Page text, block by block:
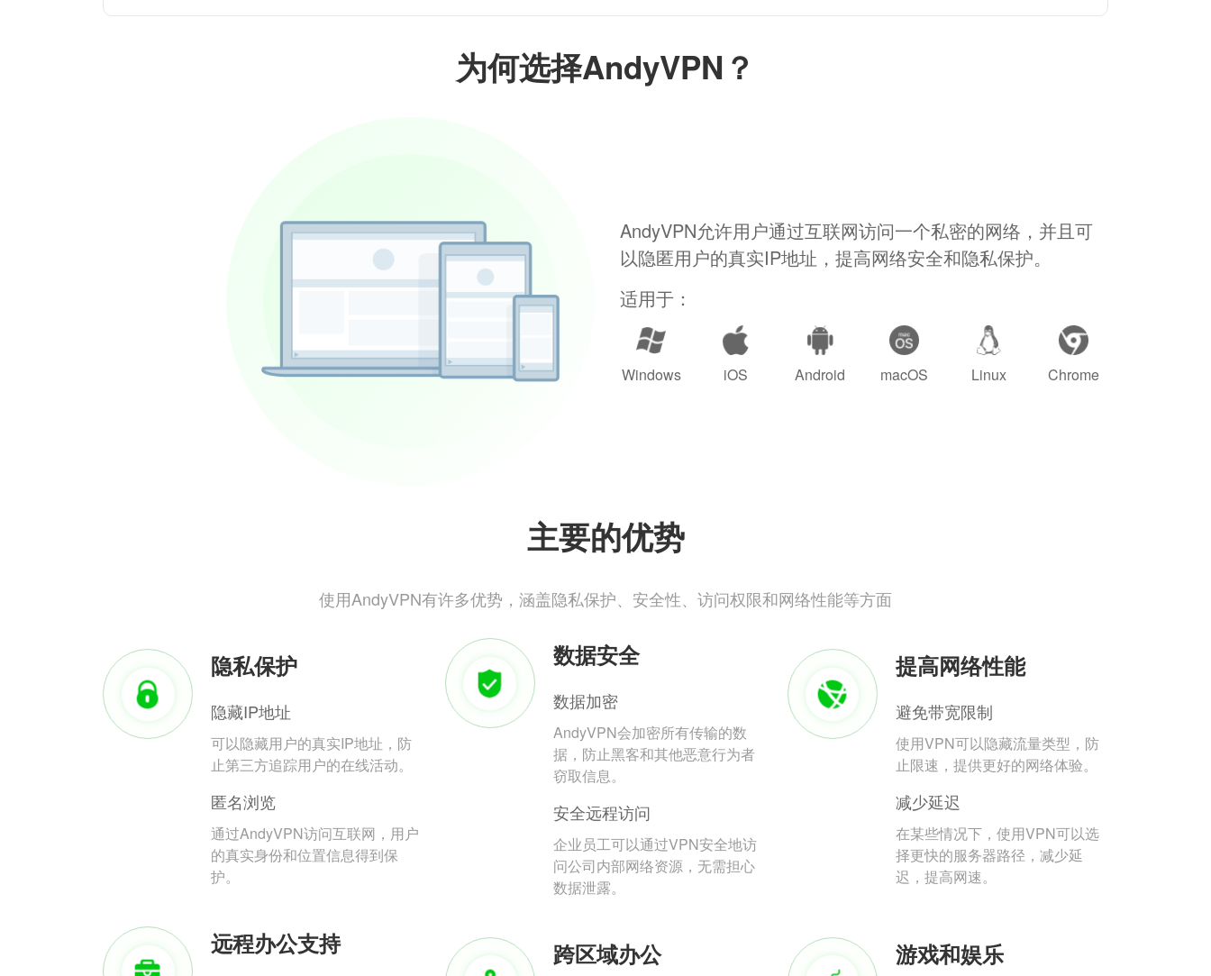
为何选择AndyVPN？
AndyVPN允许用户通过互联网访问一个私密的网络，并且可
以隐匿用户的真实IP地址，提高网络安全和隐私保护。
适用于：
Windows iOS Android macOS Linux Chrome
主要的优势
使用AndyVPN有许多优势，涵盖隐私保护、安全性、访问权限和网络性能等方面
隐私保护
隐藏IP地址
可以隐藏用户的真实IP地址，防
止第三方追踪用户的在线活动。
匿名浏览
通过AndyVPN访问互联网，用户
的真实身份和位置信息得到保
护。
数据安全
数据加密
AndyVPN会加密所有传输的数
据，防止黑客和其他恶意行为者
窃取信息。
安全远程访问
企业员工可以通过VPN安全地访
问公司内部网络资源，无需担心
数据泄露。
提高网络性能
避免带宽限制
使用VPN可以隐藏流量类型，防
止限速，提供更好的网络体验。
减少延迟
在某些情况下，使用VPN可以选
择更快的服务器路径，减少延
迟，提高网速。
远程办公支持 跨区域办公 游戏和娱乐